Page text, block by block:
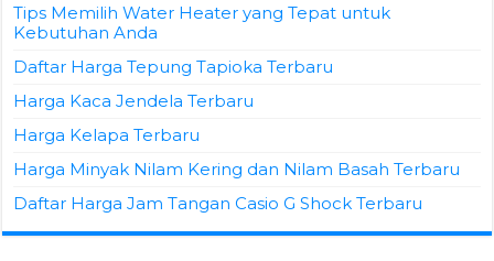
Tips Memilih Water Heater yang Tepat untuk
Kebutuhan Anda
Daftar Harga Tepung Tapioka Terbaru
Harga Kaca Jendela Terbaru
Harga Kelapa Terbaru
Harga Minyak Nilam Kering dan Nilam Basah Terbaru
Daftar Harga Jam Tangan Casio G Shock Terbaru